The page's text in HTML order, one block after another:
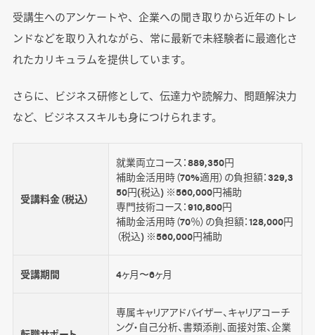
受講生へのアンケートや、企業への聞き取りから近年のトレ
ンドなどを取り入れながら、常に最新で未経験者に最適化さ
れたカリキュラムを提供しています。
さらに、ビジネス研修として、伝達力や読解力、問題解決力
など、ビジネススキルも身につけられます。
受講料金（税込）
就業両立コース：889,350円
補助金活用時（70%適用）の負担額：329,3
50円(税込) ※560,000円補助
専門技術コース：910,800円
補助金活用時（70％）の負担額：128,000円
（税込) ※560,000円補助
受講期間 4ヶ月〜6ヶ月
専属キャリアアドバイザー、キャリアコーチ
ング・自己分析、書類添削、面接対策、企業